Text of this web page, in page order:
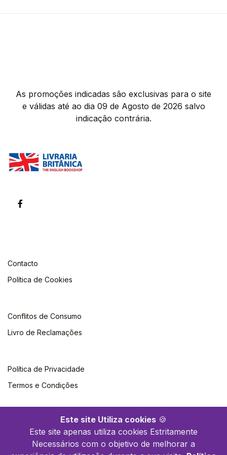
Este site Utiliza cookies 🍪
Este site apenas utiliza cookies Estritamente
Necessários com o objetivo de melhorar a
As promoções indicadas são exclusivas para o site
e válidas até ao dia 09 de Agosto de 2026 salvo
indicação contrária.
Contacto
Política de Cookies
Conflitos de Consumo
Livro de Reclamações
Política de Privacidade
Termos e Condições